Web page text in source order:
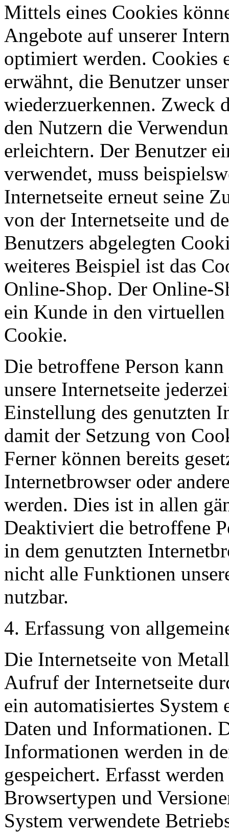
Mittels eines Cookies
Angebote auf unserer
optimiert werden. Cookies
erwähnt, die Benutzer
wiederzuerkennen. Zweck
den Nutzern die
erleichtern. Der Benutzer
verwendet, muss
Internetseite erneut seine
von der Internetseite und
Benutzers abgelegten
weiteres Beispiel ist das
Online-Shop. Der Online-
ein Kunde in den
Cookie.
Die betroffene Person
unsere Internetseite
Einstellung des genutzten
damit der Setzung von
Ferner können bereits
Internetbrowser oder
werden. Dies ist in allen
Deaktiviert die betroffene
in dem genutzten
nicht alle Funktionen
nutzbar.
4. Erfassung von
Die Internetseite von
Aufruf der Internetseite
ein automatisiertes
Daten und Informationen.
Informationen werden in
gespeichert. Erfasst
Browsertypen und
System verwendete